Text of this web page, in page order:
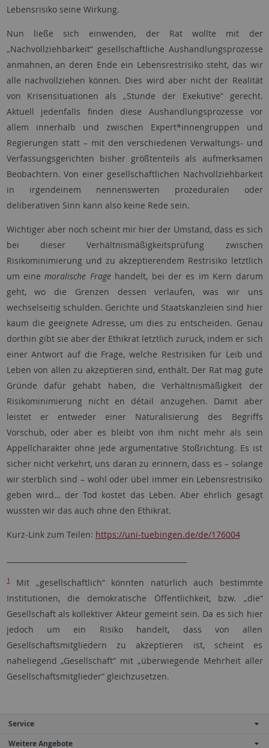
Lebensrisiko seine Wirkung.
Nun ließe sich einwenden, der Rat wollte mit der
„Nachvollziehbarkeit“ gesellschaftliche Aushandlungsprozesse
anmahnen, an deren Ende ein Lebensrestrisiko steht, das wir
alle nachvollziehen können. Dies wird aber nicht der Realität
von Krisensituationen als „Stunde der Exekutive“ gerecht.
Aktuell jedenfalls finden diese Aushandlungsprozesse vor
allem innerhalb und zwischen Expert*innengruppen und
Regierungen statt – mit den verschiedenen Verwaltungs- und
Verfassungsgerichten bisher größtenteils als aufmerksamen
Beobachtern. Von einer gesellschaftlichen Nachvollziehbarkeit
in irgendeinem nennenswerten prozeduralen oder
deliberativen Sinn kann also keine Rede sein.
Wichtiger aber noch scheint mir hier der Umstand, dass es sich
bei dieser Verhältnismäßigkeitsprüfung zwischen
Risikominimierung und zu akzeptierendem Restrisiko letztlich
um einemoralische Frage handelt, bei der es im Kern darum
geht, wo die Grenzen dessen verlaufen, was wir uns
wechselseitig schulden. Gerichte und Staatskanzleien sind hier
kaum die geeignete Adresse, um dies zu entscheiden. Genau
dorthin gibt sie aber der Ethikrat letztlich zurück, indem er sich
einer Antwort auf die Frage, welche Restrisiken für Leib und
Leben von allen zu akzeptieren sind, enthält. Der Rat mag gute
Gründe dafür gehabt haben, die Verhältnismäßigkeit der
Risikominimierung nicht en détail anzugehen. Damit aber
leistet er entweder einer Naturalisierung des Begriffs
Vorschub, oder aber es bleibt von ihm nicht mehr als sein
Appellcharakter ohne jede argumentative Stoßrichtung. Es ist
sicher nicht verkehrt, uns daran zu erinnern, dass es – solange
wir sterblich sind – wohl oder übel immer ein Lebensrestrisiko
geben wird… der Tod kostet das Leben. Aber ehrlich gesagt
wussten wir das auch ohne den Ethikrat.
Kurz-Link zum Teilen: https://uni-tuebingen.de/de/176004
1Mit „gesellschaftlich“ könnten natürlich auch bestimmte
Institutionen, die demokratische Öffentlichkeit, bzw. „die“
Gesellschaft als kollektiver Akteur gemeint sein. Da es sich hier
jedoch um ein Risiko handelt, dass von allen
Gesellschaftsmitgliedern zu akzeptieren ist, scheint es
naheliegend „Gesellschaft“ mit „überwiegende Mehrheit aller
Gesellschaftsmitglieder“ gleichzusetzen.
Service
Weitere Angebote